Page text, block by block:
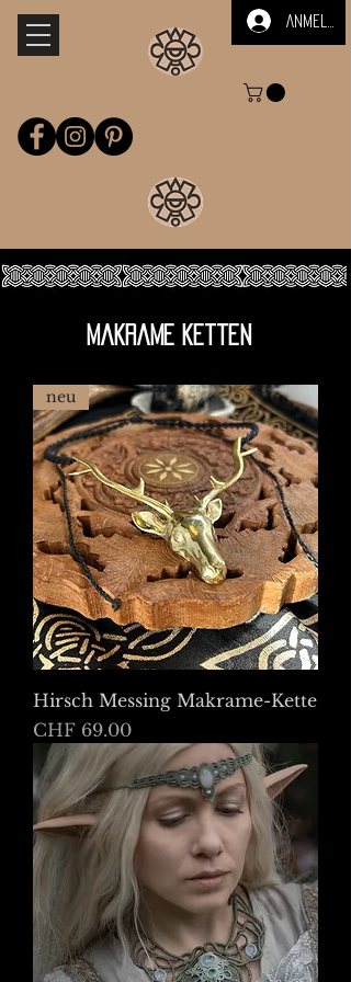
Anmelden
makrame ketten
neu
Hirsch Messing Makrame-Kette
Preis
CHF 69.00